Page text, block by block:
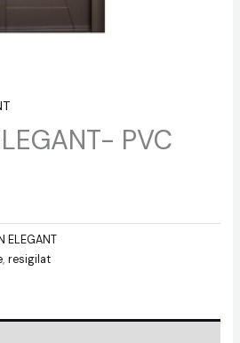
PVC
ELEGANT
, resigilat